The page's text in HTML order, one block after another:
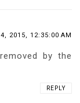
2015, 12:35:00 AM
by the
REPLY